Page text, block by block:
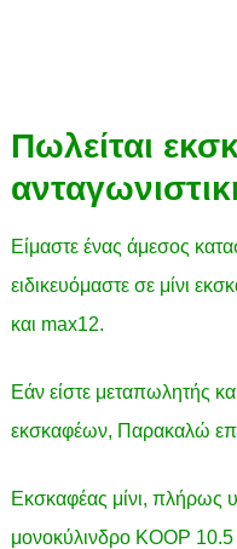
Πωλείται
Είμαστε ένας άμεσος
ειδικευόμαστε σε μίνι
και max12.
Εάν είστε μεταπωλητής
εκσκαφέων, Παρακαλώ
Εκσκαφέας μίνι, πλήρως
μονοκύλινδρο KOOP 10.5